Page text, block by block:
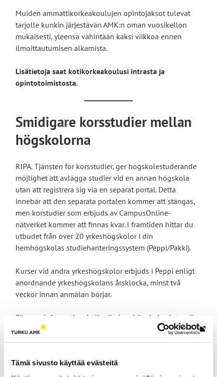
Tämä sivusto käyttää evästeitä
Muiden ammattikorkeakoulujen opintojaksot tulevat
tarjolle kunkin järjestävän AMK:n oman vuosikellon
mukaisesti, yleensä vähintään kaksi viikkoa ennen
ilmoittautumisen alkamista.
Lisätietoja saat kotikorkeakoulusi intrasta ja
opintotoimistosta.
Smidigare korsstudier mellan
högskolorna
RIPA, Tjänsten för korsstudier, ger högskolestuderande
möjlighet att avlägga studier vid en annan högskola
utan att registrera sig via en separat portal. Detta
innebär att den separata portalen kommer att stängas,
men korstudier som erbjuds av CampusOnline-
nätverket kommer att finnas kvar. I framtiden hittar du
utbudet från över 20 yrkeshögskolor i din
hemhögskolas studiehanteringssystem (Peppi/Pakki).
Kurser vid andra yrkeshögskolor erbjuds i Peppi enligt
anordnande yrkeshögskolans årsklocka, minst två
veckor innan anmälan börjar.
För mer information, kolla din hemhögskolas intranät
eller kontakta studiebyrån.
Smoother cross-institutional